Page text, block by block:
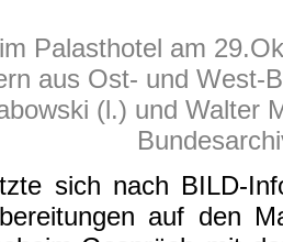
Palasthotel am
aus Ost- und West-
(l.) und Walter
sich nach BILD-
auf den